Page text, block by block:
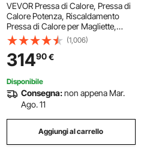
VEVOR Pressa di Calore, Pressa di
Calore Potenza, Riscaldamento
Pressa di Calore per Magliette,
Stampante Digitale Sublimazione
Industriale per Vinile Trasferimento
Termico, Nero,400 x 600 mm,
1700W
(1,006)
31490€
Disponibile
Consegna:non appena Mar.
Ago. 11
Aggiungi al carrello